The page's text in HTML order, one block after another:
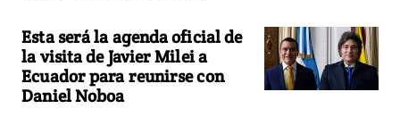
Esta será la agenda oficial de
la visita de Javier Milei a
Ecuador para reunirse con
Daniel Noboa